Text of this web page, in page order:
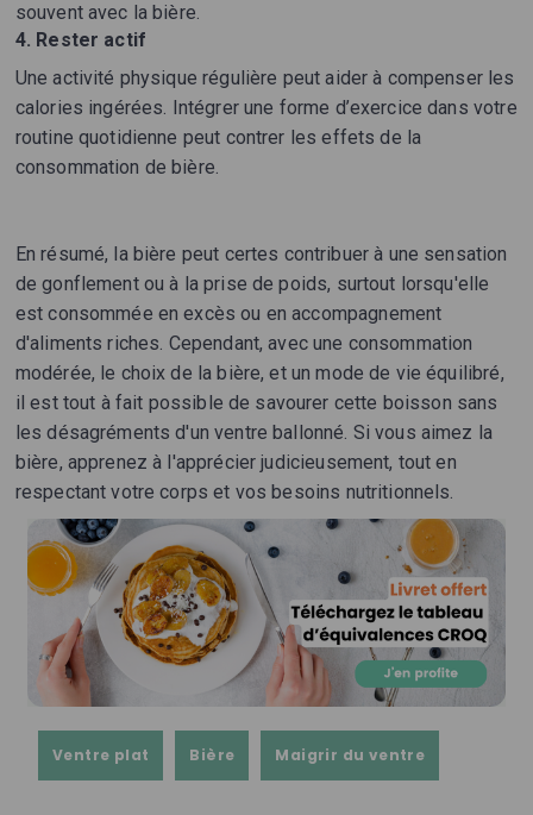
souvent avec la bière.
4. Rester actif
Une activité physique régulière peut aider à compenser les
calories ingérées. Intégrer une forme d’exercice dans votre
routine quotidienne peut contrer les effets de la
consommation de bière.
En résumé, la bière peut certes contribuer à une sensation
de gonflement ou à la prise de poids, surtout lorsqu'elle
est consommée en excès ou en accompagnement
d'aliments riches. Cependant, avec une consommation
modérée, le choix de la bière, et un mode de vie équilibré,
il est tout à fait possible de savourer cette boisson sans
les désagréments d'un ventre ballonné. Si vous aimez la
bière, apprenez à l'apprécier judicieusement, tout en
respectant votre corps et vos besoins nutritionnels.
Ventre plat Bière Maigrir du ventre